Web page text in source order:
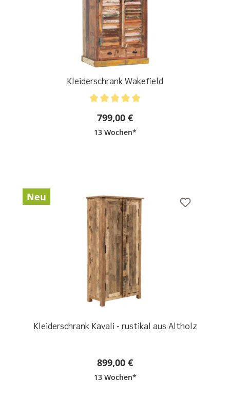
Kleiderschrank Wakefield
799,00 €
13 Wochen*
Neu
Kleiderschrank Kavali - rustikal aus Altholz
899,00 €
13 Wochen*